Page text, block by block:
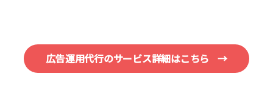
広告運用代行のサービス詳細はこちら →